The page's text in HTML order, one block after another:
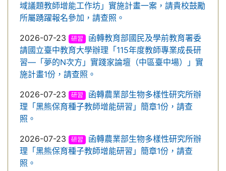
域議題教師增能工作坊」實施計畫一案，請貴校鼓勵
所屬踴躍報名參加，請查照。
2026-07-23
研習
函轉教育部國民及學前教育署委
請國立臺中教育大學辦理「115年度教師專業成長研
習—「夢的N次方」實踐家論壇（中區臺中場）」實
施計畫1份，請查照。
2026-07-23
研習
函轉農業部生物多樣性研究所辦
理「黑熊保育種子教師增能研習」簡章1份，請查
照。
2026-07-23
研習
函轉農業部生物多樣性研究所辦
理「黑熊保育種子教師增能研習」簡章1份，請查
照。